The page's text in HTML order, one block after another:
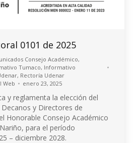
0101 de 2025
Consejo Académico,
Tumaco, Informativo
, Rectoría Udenar
Web enero 23, 2025
y reglamenta la elección del
y Directores de
Honorable Consejo Académico
para el período
– diciembre 2028.